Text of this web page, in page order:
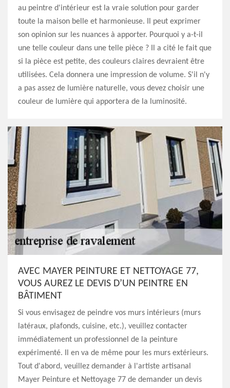
au peintre d'intérieur est la vraie solution pour garder
toute la maison belle et harmonieuse. Il peut exprimer
son opinion sur les nuances à apporter. Pourquoi y a-t-il
une telle couleur dans une telle pièce ? Il a cité le fait que
si la pièce est petite, des couleurs claires devraient être
utilisées. Cela donnera une impression de volume. S'il n'y
a pas assez de lumière naturelle, vous devez choisir une
couleur de lumière qui apportera de la luminosité.
AVEC MAYER PEINTURE ET NETTOYAGE 77,
VOUS AUREZ LE DEVIS D’UN PEINTRE EN
BÂTIMENT
Si vous envisagez de peindre vos murs intérieurs (murs
latéraux, plafonds, cuisine, etc.), veuillez contacter
immédiatement un professionnel de la peinture
expérimenté. Il en va de même pour les murs extérieurs.
Tout d'abord, veuillez demander à l'artiste artisanal
Mayer Peinture et Nettoyage 77 de demander un devis